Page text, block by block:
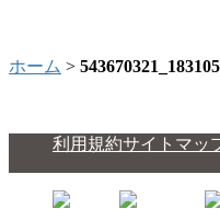
ホーム >
利用規約サイトマッ